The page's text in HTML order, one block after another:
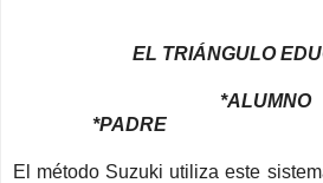
EL TRIÁNGULO
*ALUMNO
*PADRE
El método Suzuki utiliza este